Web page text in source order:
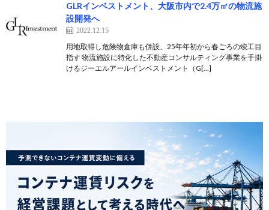
GLRインベストメント、大阪市内で2.4万㎡の物流施
設開発へ
2022.12.15
用地取得し危険物倉庫も併設、25年年初から春ごろの竣工目
指す 物流施設に特化した不動産コンサルティング事業を手掛
けるジーエルアールインベストメント（G[…]